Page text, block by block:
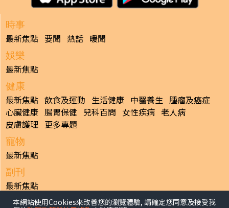
時事
最新焦點 要聞 熱話 暖聞
娛樂
最新焦點
健康
最新焦點 飲食及運動 生活健康 中醫養生 腫瘤及癌症
心臟健康 腸胃保健 兒科百問 女性疾病 老人病
皮膚護理 更多專題
寵物
最新焦點
副刊
最新焦點
日報
本網站使用Cookies來改善您的瀏覽體驗, 請確定您同意及接受我